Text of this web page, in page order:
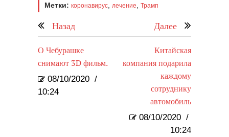
Метки: коронавирус лечение Трамп
Назад Далее
О Чебурашке
снимают 3D фильм.
08/10/2020 /
10:24
Китайская
компания подарила
каждому
сотруднику
автомобиль
08/10/2020 /
10:24